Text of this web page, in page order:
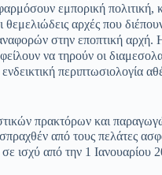
εμπορική
αρχές που
στην εποπτική
να τηρούν οι
περιπτωσιολογία
πρακτόρων και
από τους πελάτες
ισχύ από την 1 Ιανουαρίου